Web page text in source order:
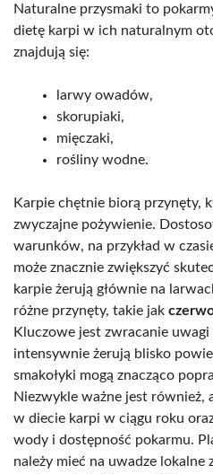
Naturalne przysmaki to
dietę karpi w ich naturalnym
znajdują się:
larwy owadów,
skorupiaki,
mięczaki,
rośliny wodne.
Karpie chętnie biorą przynęty,
zwyczajne pożywienie.
warunków, na przykład w
może znacznie zwiększyć
karpie żerują głównie na
różne przynęty, takie jak
Kluczowe jest zwracanie
intensywnie żerują blisko
smakołyki mogą znacząco
Niezwykle ważne jest również,
w diecie karpi w ciągu roku
wody i dostępność pokarmu.
należy mieć na uwadze lokalne